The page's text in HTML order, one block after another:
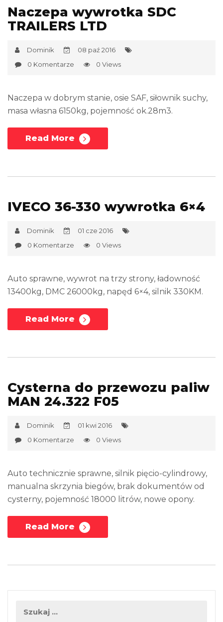
Naczepa wywrotka SDC
TRAILERS LTD
Dominik
08 paź 2016
0 Komentarze
0 Views
Naczepa w dobrym stanie, osie SAF, siłownik suchy,
masa własna 6150kg, pojemność ok.28m3.
Read More
IVECO 36-330 wywrotka 6×4
Dominik
01 cze 2016
0 Komentarze
0 Views
Auto sprawne, wywrot na trzy strony, ładowność
13400kg, DMC 26000kg, napęd 6×4, silnik 330KM.
Read More
Cysterna do przewozu paliw
MAN 24.322 F05
Dominik
01 kwi 2016
0 Komentarze
0 Views
Auto technicznie sprawne, silnik pięcio-cylindrowy,
manualna skrzynia biegów, brak dokumentów od
cysterny, pojemność 18000 litrów, nowe opony.
Read More